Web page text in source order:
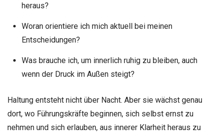
heraus?
Woran orientiere ich mich aktuell bei meinen
Entscheidungen?
Was brauche ich, um innerlich ruhig zu bleiben, auch
wenn der Druck im Außen steigt?
Haltung entsteht nicht über Nacht. Aber sie wächst genau
dort, wo Führungskräfte beginnen, sich selbst ernst zu
nehmen und sich erlauben, aus innerer Klarheit heraus zu